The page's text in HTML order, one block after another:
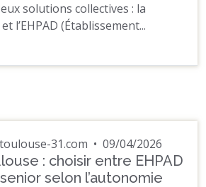
solutions collectives : la
l’EHPAD (Établissement...
31.com • 09/04/2026
: choisir entre EHPAD
selon l’autonomie